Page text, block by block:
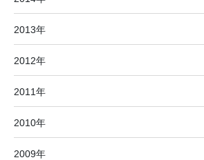
2013年
2012年
2011年
2010年
2009年